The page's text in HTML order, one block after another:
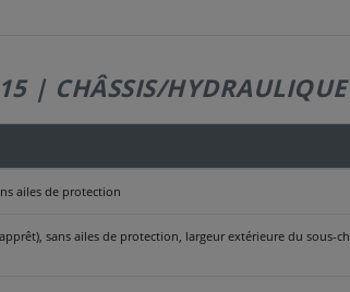
| CHÂSSIS/HYDRAULIQUE
ailes de protection
sans ailes de protection, largeur extérieure du sous-